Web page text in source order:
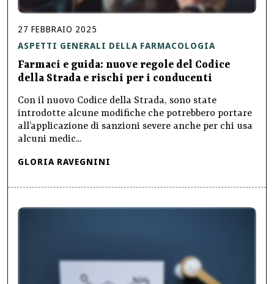
27 FEBBRAIO 2025
ASPETTI GENERALI DELLA FARMACOLOGIA
Farmaci e guida: nuove regole del Codice
della Strada e rischi per i conducenti
Con il nuovo Codice della Strada, sono state
introdotte alcune modifiche che potrebbero portare
all’applicazione di sanzioni severe anche per chi usa
alcuni medic...
GLORIA RAVEGNINI